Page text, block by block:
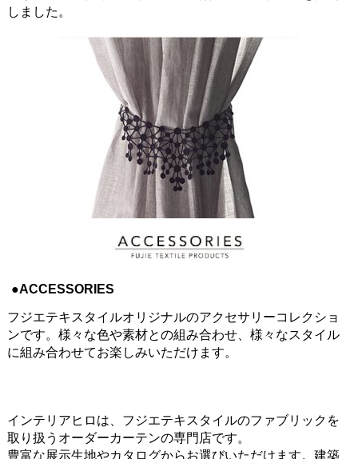
しました。
●ACCESSORIES
フジエテキスタイルオリジナルのアクセサリーコレクショ
ンです。様々な色や素材との組み合わせ、様々なスタイル
に組み合わせてお楽しみいただけます。
インテリアヒロは、フジエテキスタイルのファブリックを
取り扱うオーダーカーテンの専門店です。
豊富な展示生地やカタログからお選びいただけます。建築